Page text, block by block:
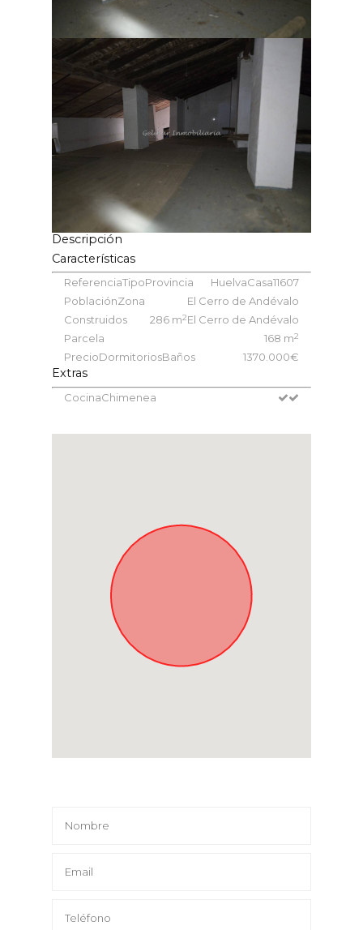
Descripción
Características
Referencia 11607
Tipo Casa
Provincia
Huelva
Población
El Cerro de Andévalo
Zona
El Cerro de Andévalo
Construidos 286 m2
Parcela 168 m2
Precio 70.000€
Dormitorios 3
Baños 1
Extras
CocinaChimenea